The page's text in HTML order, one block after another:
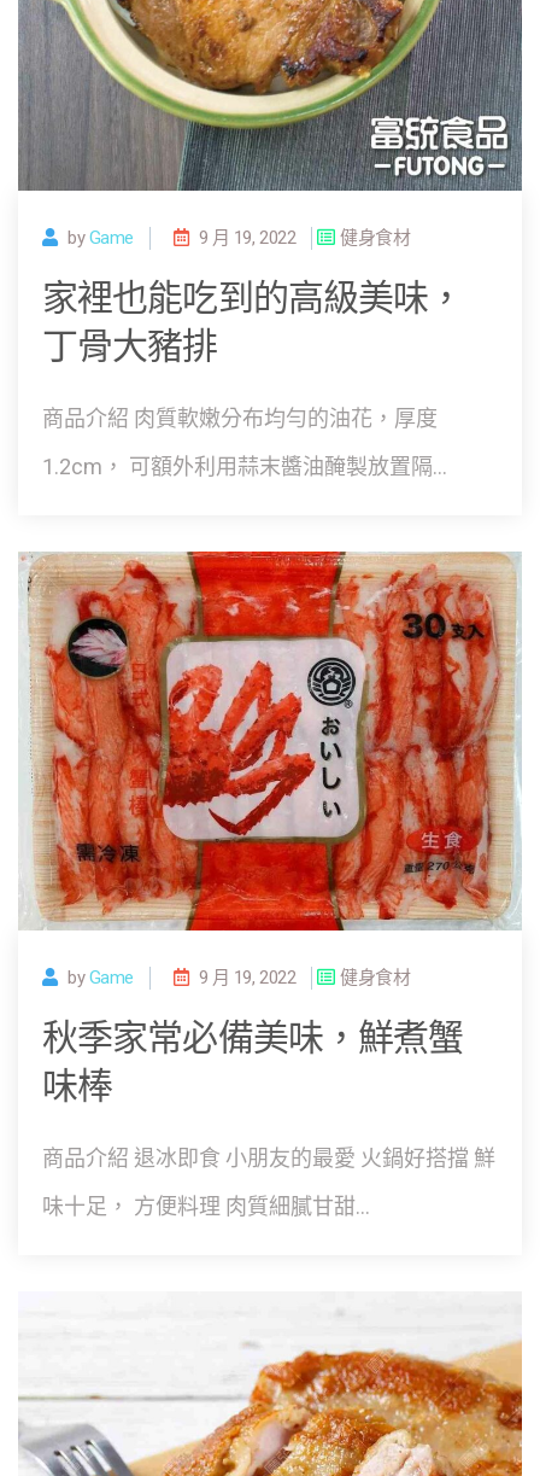
byGame 9 月 19, 2022 健身食材
家裡也能吃到的高級美味，
丁骨大豬排
商品介紹 肉質軟嫩分布均勻的油花，厚度
1.2cm， 可額外利用蒜末醬油醃製放置隔...
byGame 9 月 19, 2022 健身食材
秋季家常必備美味，鮮煮蟹
味棒
商品介紹 退冰即食 小朋友的最愛 火鍋好搭擋 鮮
味十足， 方便料理 肉質細膩甘甜...